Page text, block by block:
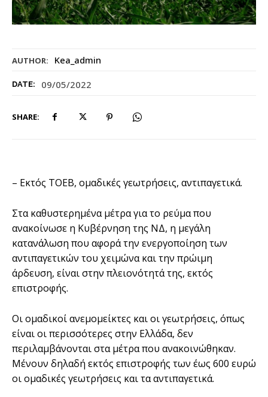
AUTHOR: Kea_admin
DATE: 09/05/2022
SHARE:
– Εκτός ΤΟΕΒ, ομαδικές γεωτρήσεις, αντιπαγετικά.
Στα καθυστερημένα μέτρα για το ρεύμα που
ανακοίνωσε η Κυβέρνηση της ΝΔ, η μεγάλη
κατανάλωση που αφορά την ενεργοποίηση των
αντιπαγετικών του χειμώνα και την πρώιμη
άρδευση, είναι στην πλειονότητά της, εκτός
επιστροφής.
Οι ομαδικοί ανεμομείκτες και οι γεωτρήσεις, όπως
είναι οι περισσότερες στην Ελλάδα, δεν
περιλαμβάνονται στα μέτρα που ανακοινώθηκαν.
Μένουν δηλαδή εκτός επιστροφής των έως 600 ευρώ
οι ομαδικές γεωτρήσεις και τα αντιπαγετικά.